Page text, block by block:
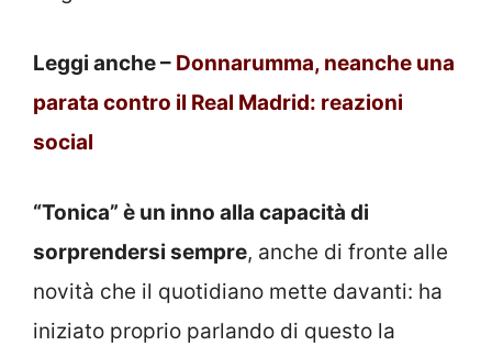
Leggi anche – Donnarumma, neanche una
parata contro il Real Madrid: reazioni
social
“Tonica” è un inno alla capacità di
sorprendersi sempre, anche di fronte alle
novità che il quotidiano mette davanti: ha
iniziato proprio parlando di questo la